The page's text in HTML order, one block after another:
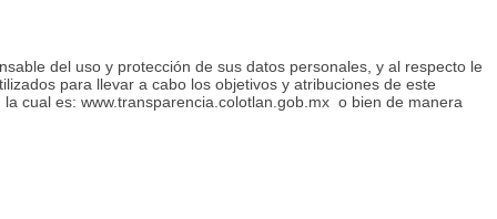
del uso y protección de sus datos personales, y al respecto le
para llevar a cabo los objetivos y atribuciones de este
cual es: www.transparencia.colotlan.gob.mx o bien de manera